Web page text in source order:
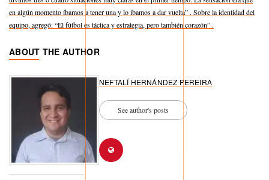
en algún momento íbamos a tener una y lo íbamos a dar vuelta” . Sobre la identidad del
equipo, agregó: “El fútbol es táctica y estrategia, pero también corazón” .
ABOUT THE AUTHOR
NEFTALÍ HERNÁNDEZ PEREIRA
See author's posts